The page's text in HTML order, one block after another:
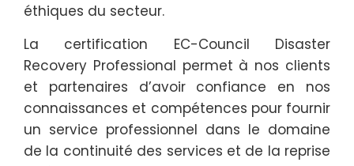
éthiques du secteur.
La certification EC-Council Disaster
Recovery Professional permet à nos clients
et partenaires d’avoir confiance en nos
connaissances et compétences pour fournir
un service professionnel dans le domaine
de la continuité des services et de la reprise